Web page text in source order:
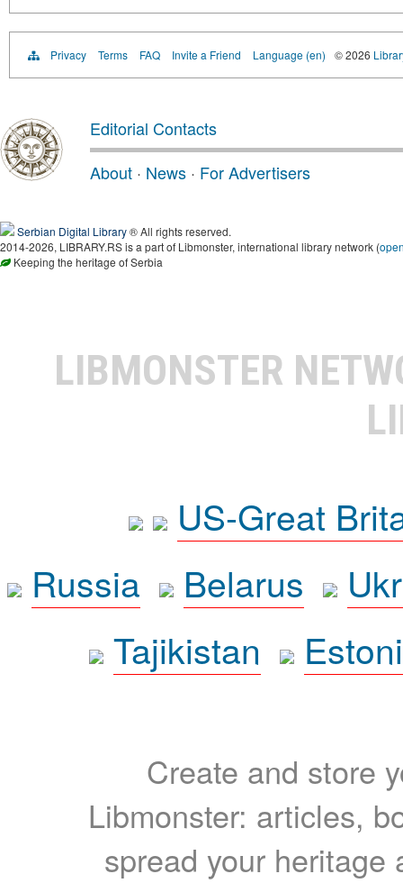
Privacy Terms FAQ Invite a Friend Language (en) © 2026
Editorial Contacts
About · News · For Advertisers
Serbian Digital Library® All rights reserved.
2014-2026, LIBRARY.RS is a part of Libmonster, international library network (
Keeping the heritage of Serbia
LIBMONSTER
US-Great
Russia
Belarus
Tajikistan
Create and store
Libmonster: articles,
spread your heritage